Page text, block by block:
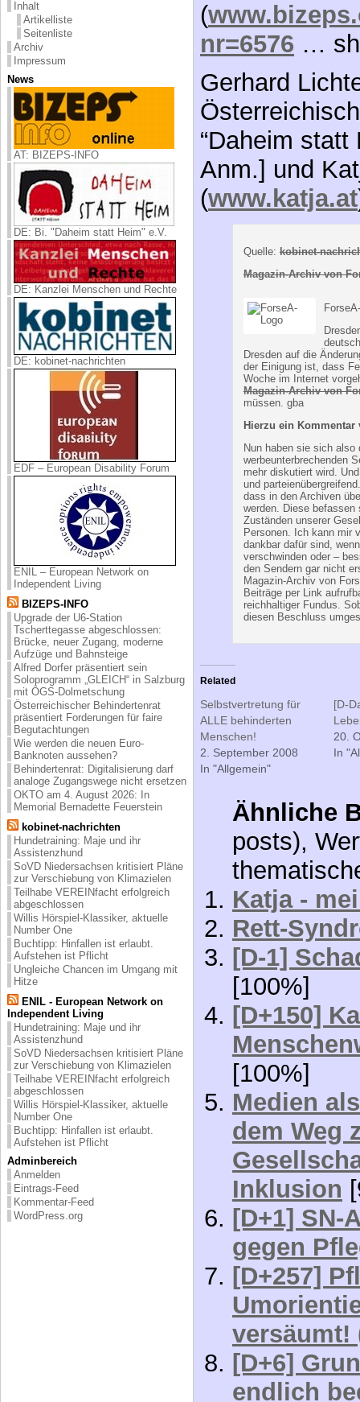
Inhalt
Artikelliste
Seitenliste
Archiv
Impressum
News
AT: BIZEPS-INFO
DE: Bi. "Daheim statt Heim" e.V.
DE: Kanzlei Menschen und Rechte
DE: kobinet-nachrichten
EDF – European Disability Forum
ENIL – European Network on
Independent Living
BIZEPS-INFO
Upgrade der U6-Station
Tscherttegasse abgeschlossen:
Brücke, neuer Zugang, moderne
Aufzüge und Bahnsteige
Alfred Dorfer präsentiert sein
Soloprogramm „GLEICH“ in Salzburg
mit ÖGS-Dolmetschung
Österreichischer Behindertenrat
präsentiert Forderungen für faire
Begutachtungen
Wie werden die neuen Euro-
Banknoten aussehen?
Behindertenrat: Digitalisierung darf
analoge Zugangswege nicht ersetzen
OKTO am 4. August 2026: In
Memorial Bernadette Feuerstein
kobinet-nachrichten
Hundetraining: Maje und ihr
Assistenzhund
SoVD Niedersachsen kritisiert Pläne
zur Verschiebung von Klimazielen
Teilhabe VEREINfacht erfolgreich
abgeschlossen
Willis Hörspiel-Klassiker, aktuelle
Number One
Buchtipp: Hinfallen ist erlaubt.
Aufstehen ist Pflicht
Ungleiche Chancen im Umgang mit
Hitze
ENIL - European Network on
Independent Living
Hundetraining: Maje und ihr
Assistenzhund
SoVD Niedersachsen kritisiert Pläne
zur Verschiebung von Klimazielen
Teilhabe VEREINfacht erfolgreich
abgeschlossen
Willis Hörspiel-Klassiker, aktuelle
Number One
Buchtipp: Hinfallen ist erlaubt.
Aufstehen ist Pflicht
Adminbereich
Anmelden
Eintrags-Feed
Kommentar-Feed
WordPress.org
(
nr=6576 …
Gerhard
“Daheim statt
Anm.] und
(www.katja.at
Quelle:kobinet-
Magazin-Archiv von
Dresden auf die
der Einigung ist, dass
Woche im Internet
Magazin-Archiv von
müssen. gba
Hierzu ein Kommentar
Nun haben sie sich also
werbeunterbrechenden
mehr diskutiert wird.
und
dass in den Archiven
werden. Diese
Zuständen unserer
Personen. Ich kann mir
dankbar dafür sind,
verschwinden oder –
den Sendern gar nicht
Magazin-Archiv von
Beiträge per Link
reichhaltiger Fundus.
diesen Beschluss
Related
Selbstvertretung für
ALLE behinderten
Menschen!
2. September 2008
In "Allgemein"
[D-
20.
In
Ähnliche
posts),
Katja -
Rett-
[D-1]
[100%]
[D+150]
[100%]
Medien
dem Weg
Inklusion
[D+1] SN-
gegen
[D+257]
versäumt!
[D+6]
endlich